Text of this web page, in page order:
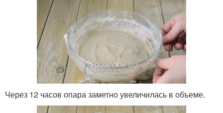
Через 12 часов опара заметно увеличилась в объеме.